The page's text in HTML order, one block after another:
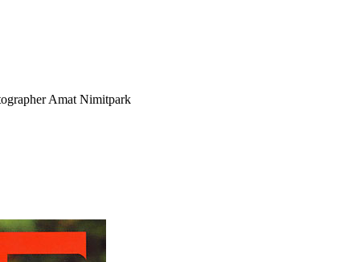
Amat Nimitpark